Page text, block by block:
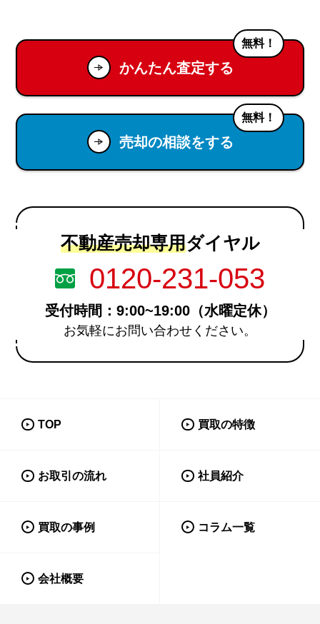
かんたん査定する
無料！
売却の相談をする
無料！
不動産売却専用ダイヤル
0120-231-053
受付時間：9:00~19:00（水曜定休）
お気軽にお問い合わせください。
TOP 買取の特徴
お取引の流れ 社員紹介
買取の事例 コラム一覧
会社概要